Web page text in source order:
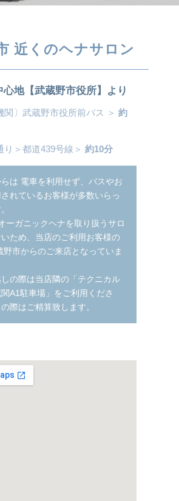
近くのヘナサロン
心地【武蔵野市役所】より
関〕武蔵野市役所前バス ＞ 約
り＞都道439号線＞ 約10分
は 電車を利用せず、バスやお
れているお客様が多数いらっ
ーガニックヘナを取り扱うサロ
ため、当店のご利用お客様の
野市からのご来店となっていま
の際は当店隣の「テクニカル
A1駐車場」をご利用くださ
際はご精算致します。